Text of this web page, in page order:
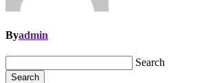
Byadmin
Search
Search